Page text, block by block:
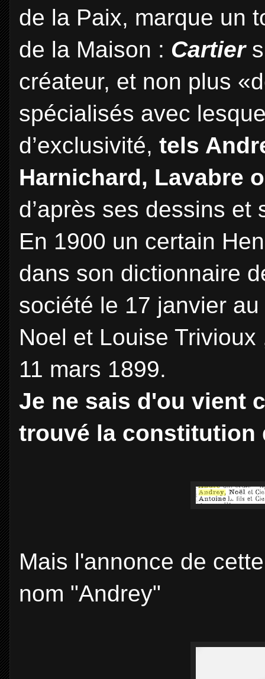
de la Paix, marque un
de la Maison : Cartier
créateur, et non plus
spécialisés avec
d’exclusivité, tels
Harnichard, Lavabre
d’après ses dessins
En 1900 un certain
dans son dictionnaire
société le 17 janvier
Noel et Louise
11 mars 1899.
Je ne sais d'ou vient
trouvé la constitution
Mais l'annonce de
nom "Andrey"